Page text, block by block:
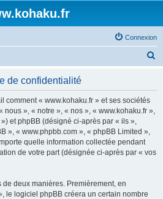
Connexion
de confidentialité
comment « www.kohaku.fr » et ses sociétés
», « notre », « nos », « www.kohaku.fr »,
et phpBB (désigné ci-après par « ils »,
», « www.phpbb.com », « phpBB Limited »,
quelle information collectée pendant
de votre part (désignée ci-après par « vos
deux manières. Premièrement, en
le logiciel phpBB créera un certain nombre